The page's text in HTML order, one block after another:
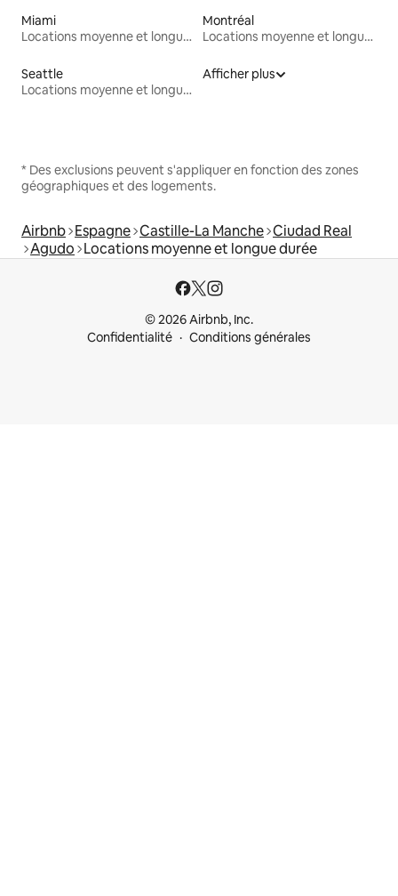
Miami
Locations moyenne et longue durée
Montréal
Locations moyenne et longue durée
Seattle
Locations moyenne et longue durée
Afficher plus
* Des exclusions peuvent s'appliquer en fonction des zones
géographiques et des logements.
Airbnb Espagne Castille-La Manche Ciudad Real
Agudo Locations moyenne et longue durée
© 2026 Airbnb, Inc.
Confidentialité
Conditions générales